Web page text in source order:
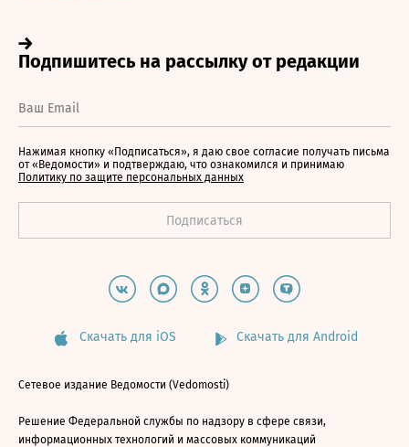
Нажимая кнопку «Подписаться», я даю свое согласие получать письма
от «Ведомости» и подтверждаю, что ознакомился и принимаю
Политику по защите персональных данных
Скачать для iOS Скачать для Android
Сетевое издание Ведомости (Vedomosti)
Решение Федеральной службы по надзору в сфере связи,
информационных технологий и массовых коммуникаций